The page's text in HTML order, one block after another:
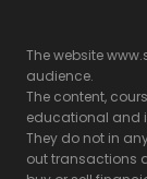
The website
audience.
The content,
educational and
They do not in
out transactions